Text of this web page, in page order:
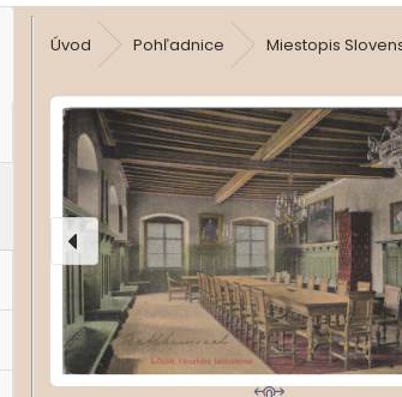
Úvod Pohľadnice Miestopis